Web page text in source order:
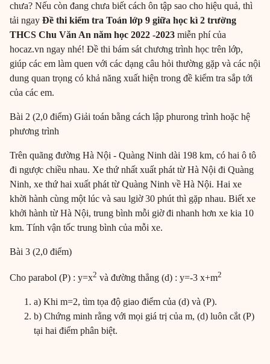
chưa? Nếu còn đang chưa biết cách ôn tập sao cho hiệu quả, thì
tải ngay Đề thi kiểm tra Toán lớp 9 giữa học kì 2 trường
THCS Chu Văn An năm học 2022 -2023 miễn phí của
hocaz.vn ngay nhé! Đề thi bám sát chương trình học trên lớp,
giúp các em làm quen với các dạng câu hỏi thường gặp và các nội
dung quan trọng có khả năng xuất hiện trong đề kiểm tra sắp tới
của các em.
Bài 2 (2,0 điểm) Giải toán bằng cách lập phurong trình hoặc hệ
phương trình
Trên quãng đường Hà Nội - Quàng Ninh dài 198 km, có hai ô tô
đi ngược chiều nhau. Xe thứ nhất xuất phát từ Hà Nội đi Quàng
Ninh, xe thứ hai xuất phát từ Quàng Ninh về Hà Nội. Hai xe
khời hành cùng một lúc và sau lgiờ 30 phút thì gặp nhau. Biết xe
khởi hành từ Hà Nội, trung bình mỗi giờ đi nhanh hơn xe kia 10
km. Tính vận tốc trung bình của mỗi xe.
Bài 3 (2,0 điểm)
Cho parabol (P) : y=x2 và đường thẳng (d) : y=-3 x+m2
a) Khi m=2, tìm tọa độ giao điểm của (d) và (P).
b) Chứng minh rằng với mọi giá trị của m, (d) luôn cắt (P)
tại hai điểm phân biệt.